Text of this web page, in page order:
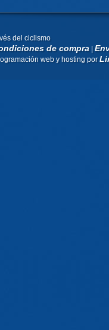
del ciclismo
de compra|
web y hosting por